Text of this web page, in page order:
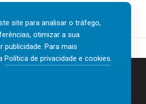
site para analisar o tráfego,
otimizar a sua
publicidade. Para mais
Política de privacidade e cookies.